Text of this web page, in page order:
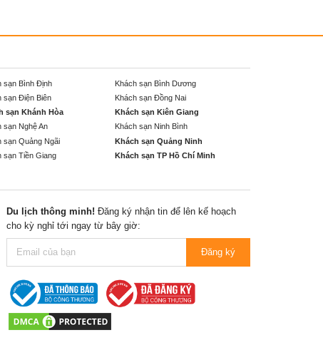
sạn Bình Định
Khách sạn Bình Dương
sạn Điện Biên
Khách sạn Đồng Nai
sạn Khánh Hòa
Khách sạn Kiên Giang
sạn Nghệ An
Khách sạn Ninh Bình
sạn Quảng Ngãi
Khách sạn Quảng Ninh
sạn Tiền Giang
Khách sạn TP Hồ Chí Minh
Du lịch thông minh! Đăng ký nhận tin để lên kế hoạch
cho kỳ nghỉ tới ngay từ bây giờ:
Đăng ký